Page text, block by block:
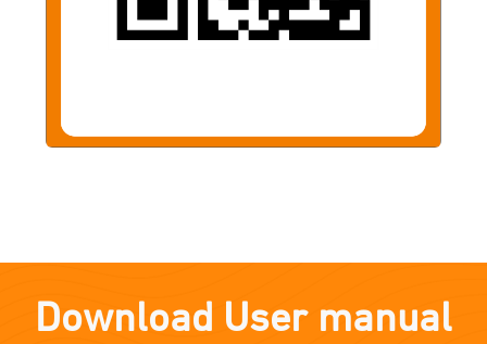
Download User manual